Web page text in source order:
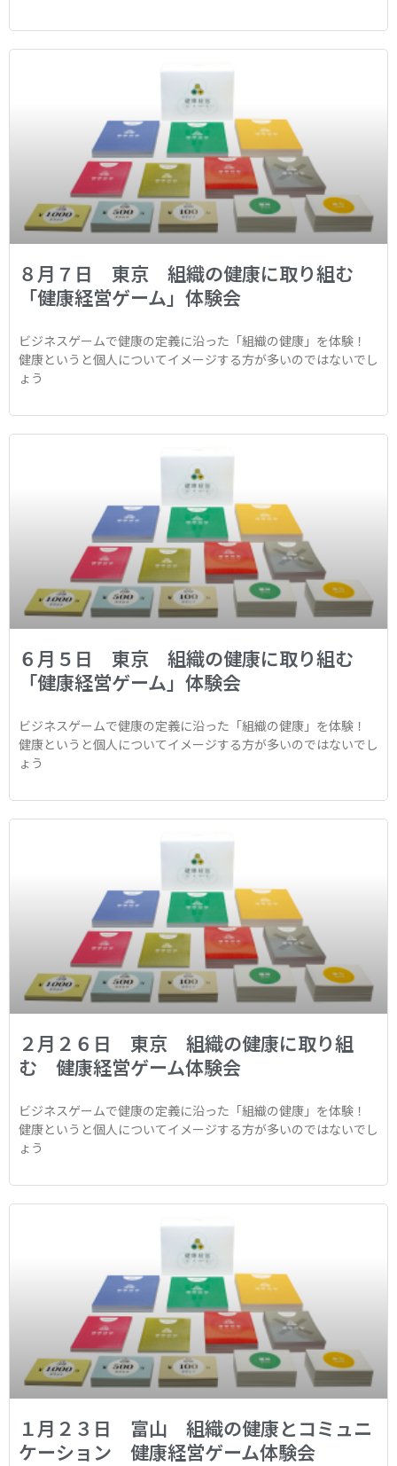
８月７日 東京 組織の健康に取り組む
「健康経営ゲーム」体験会
ビジネスゲームで健康の定義に沿った「組織の健康」を体験！
健康というと個人についてイメージする方が多いのではないでし
ょう
６月５日 東京 組織の健康に取り組む
「健康経営ゲーム」体験会
ビジネスゲームで健康の定義に沿った「組織の健康」を体験！
健康というと個人についてイメージする方が多いのではないでし
ょう
２月２６日 東京 組織の健康に取り組
む 健康経営ゲーム体験会
ビジネスゲームで健康の定義に沿った「組織の健康」を体験！
健康というと個人についてイメージする方が多いのではないでし
ょう
１月２３日 富山 組織の健康とコミュニ
ケーション 健康経営ゲーム体験会